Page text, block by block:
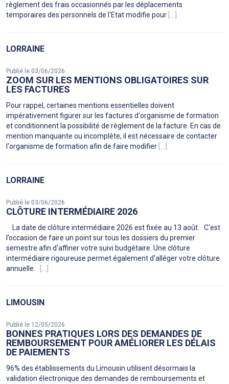
règlement des frais occasionnés par les déplacements
temporaires des personnels de l'Etat modifie pour [...]
LORRAINE
Publié le 03/06/2026
ZOOM SUR LES MENTIONS OBLIGATOIRES SUR
LES FACTURES
Pour rappel, certaines mentions essentielles doivent
impérativement figurer sur les factures d'organisme de formation
et conditionnent la possibilité de règlement de la facture. En cas de
mention manquante ou incomplète, il est nécessaire de contacter
l'organisme de formation afin de faire modifier [...]
LORRAINE
Publié le 03/06/2026
CLÔTURE INTERMÉDIAIRE 2026
La date de clôture intermédiaire 2026 est fixée au 13 août. C'est
l’occasion de faire un point sur tous les dossiers du premier
semestre afin d'affiner votre suivi budgétaire. Une clôture
intermédiaire rigoureuse permet également d'alléger votre clôture
annuelle.
[...]
LIMOUSIN
Publié le 12/05/2026
BONNES PRATIQUES LORS DES DEMANDES DE
REMBOURSEMENT POUR AMÉLIORER LES DÉLAIS
DE PAIEMENTS
96% des établissements du Limousin utilisent désormais la
validation électronique des demandes de remboursements et